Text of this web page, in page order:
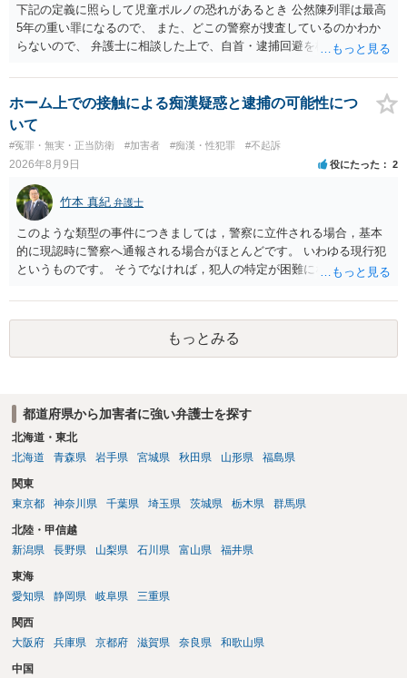
下記の定義に照らして児童ポルノの恐れがあるとき 公然陳列罪は最高
5年の重い罪になるので、 また、どこの警察が捜査しているのかわか
らないので、 弁護士に相談した上で、自首・逮捕回避を検討して下さ
童の性的な部位（性器等若しくはその周辺部、臀でん部又は胸部をい
う。）が露出され又は強調されているものであり、かつ、性欲を興奮
させ又は刺激するもの
ホーム上での接触による痴漢疑惑と逮捕の可能性につ
いて
#冤罪・無実・正当防衛 #加害者 #痴漢・性犯罪 #不起訴
2026年8月9日 役にたった 2
竹本 真紀 弁護士
このような類型の事件につきましては，警察に立件される場合，基本
的に現認時に警察へ通報される場合がほとんどです。 いわゆる現行犯
というものです。 そうでなければ，犯人の特定が困難になってしまい
（事件性）とともに，誰の行為かの判断がされる（犯人性）が必要な
のですが，現認時に警察が臨場できる場合以外は，基本的に犯人性を
特定することができません。もちろん，常習性が顕著で，既に前科を
有していて警察に把握されていれば別ですが，そのような方は，この
握されていることがありませんので，犯人性が特定されることはあり
ません。したがって，自分が犯人であるとされることはないのです。
ですから，相談者の場合は，大丈夫です。安心してください。それで
れば，酔っていて偶然の出来事か，意図的に偶然を装うように触った
のかは，わかります。触る瞬間ではなくて，触るまでの状況の方が重
要です。酔っていてふらついていたのであれば，そのときだけふらつ
くなるわけではありません。ですから，本件では，意図的だと疑われ
ることはないと思います。その雰囲気は，当たってしまった女性にも
伝わっていたのでしょう。ですから大丈夫です。なお，故意は，主観
人の話（故意を否認する話）が実際の状況と矛盾しないかだけの話で
す。 ②について 犯人性が特定できませんから，逮捕や呼出の可能性は
ないと思います。 ③について ②がないので，③はそもそもないことが
もっとみる
都道府県から加害者に強い弁護士を探す
北海道・東北
北海道
青森県 岩手県 宮城県 秋田県 山形県 福島県
関東
東京都
神奈川県 千葉県 埼玉県 茨城県 栃木県 群馬県
北陸・甲信越
新潟県
長野県 山梨県 石川県 富山県 福井県
東海
愛知県
静岡県 岐阜県 三重県
関西
大阪府
兵庫県 京都府 滋賀県 奈良県 和歌山県
中国